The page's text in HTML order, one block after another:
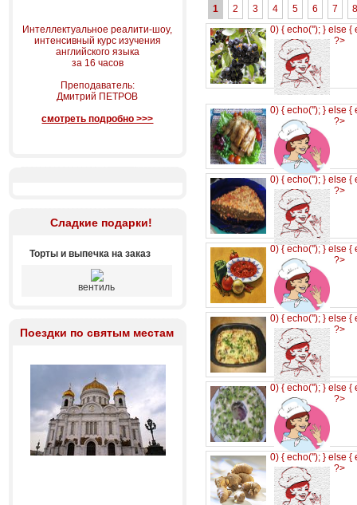
Интеллектуальное реалити-шоу,
интенсивный курс изучения
английского языка
за 16 часов
Преподаватель:
Дмитрий ПЕТРОВ
смотреть подробно >>>
Сладкие подарки!
Торты и выпечка на заказ
вентиль
Поездки по святым местам
1 2 3 4 5 6 7
8
0) { echo(''); } else {
?>
0) { echo(''); } else {
?>
0) { echo(''); } else {
?>
0) { echo(''); } else {
?>
0) { echo(''); } else {
?>
0) { echo(''); } else {
?>
0) { echo(''); } else {
?>